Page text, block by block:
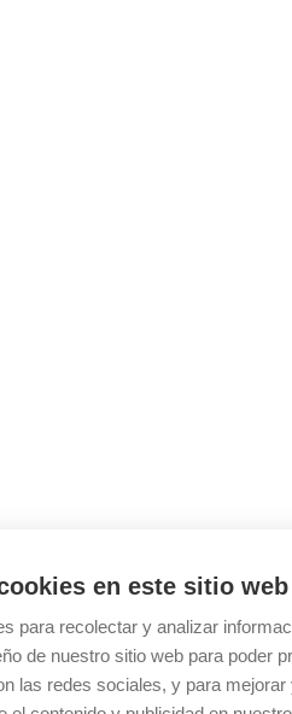
en este sitio web
para recolectar y analizar
de nuestro sitio web para poder
las redes sociales, y para mejorar